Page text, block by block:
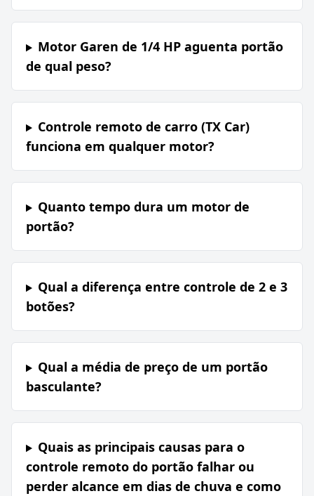
Motor Garen de 1/4 HP aguenta portão
de qual peso?
Controle remoto de carro (TX Car)
funciona em qualquer motor?
Quanto tempo dura um motor de
portão?
Qual a diferença entre controle de 2 e 3
botões?
Qual a média de preço de um portão
basculante?
Quais as principais causas para o
controle remoto do portão falhar ou
perder alcance em dias de chuva e como